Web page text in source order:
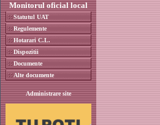
Monitorul oficial local
Statutul UAT
Regulemente
Hotarari C.L.
Dispozitii
Documente
Alte documente
Administrare site